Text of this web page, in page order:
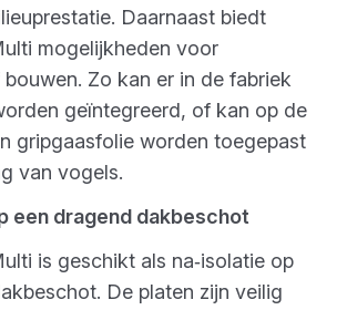
Daarnaast biedt
mogelijkheden voor
Zo kan er in de fabriek
geïntegreerd, of kan op de
gripgaasfolie worden toegepast
van vogels.
een dragend dakbeschot
is geschikt als na‑isolatie op
De platen zijn veilig